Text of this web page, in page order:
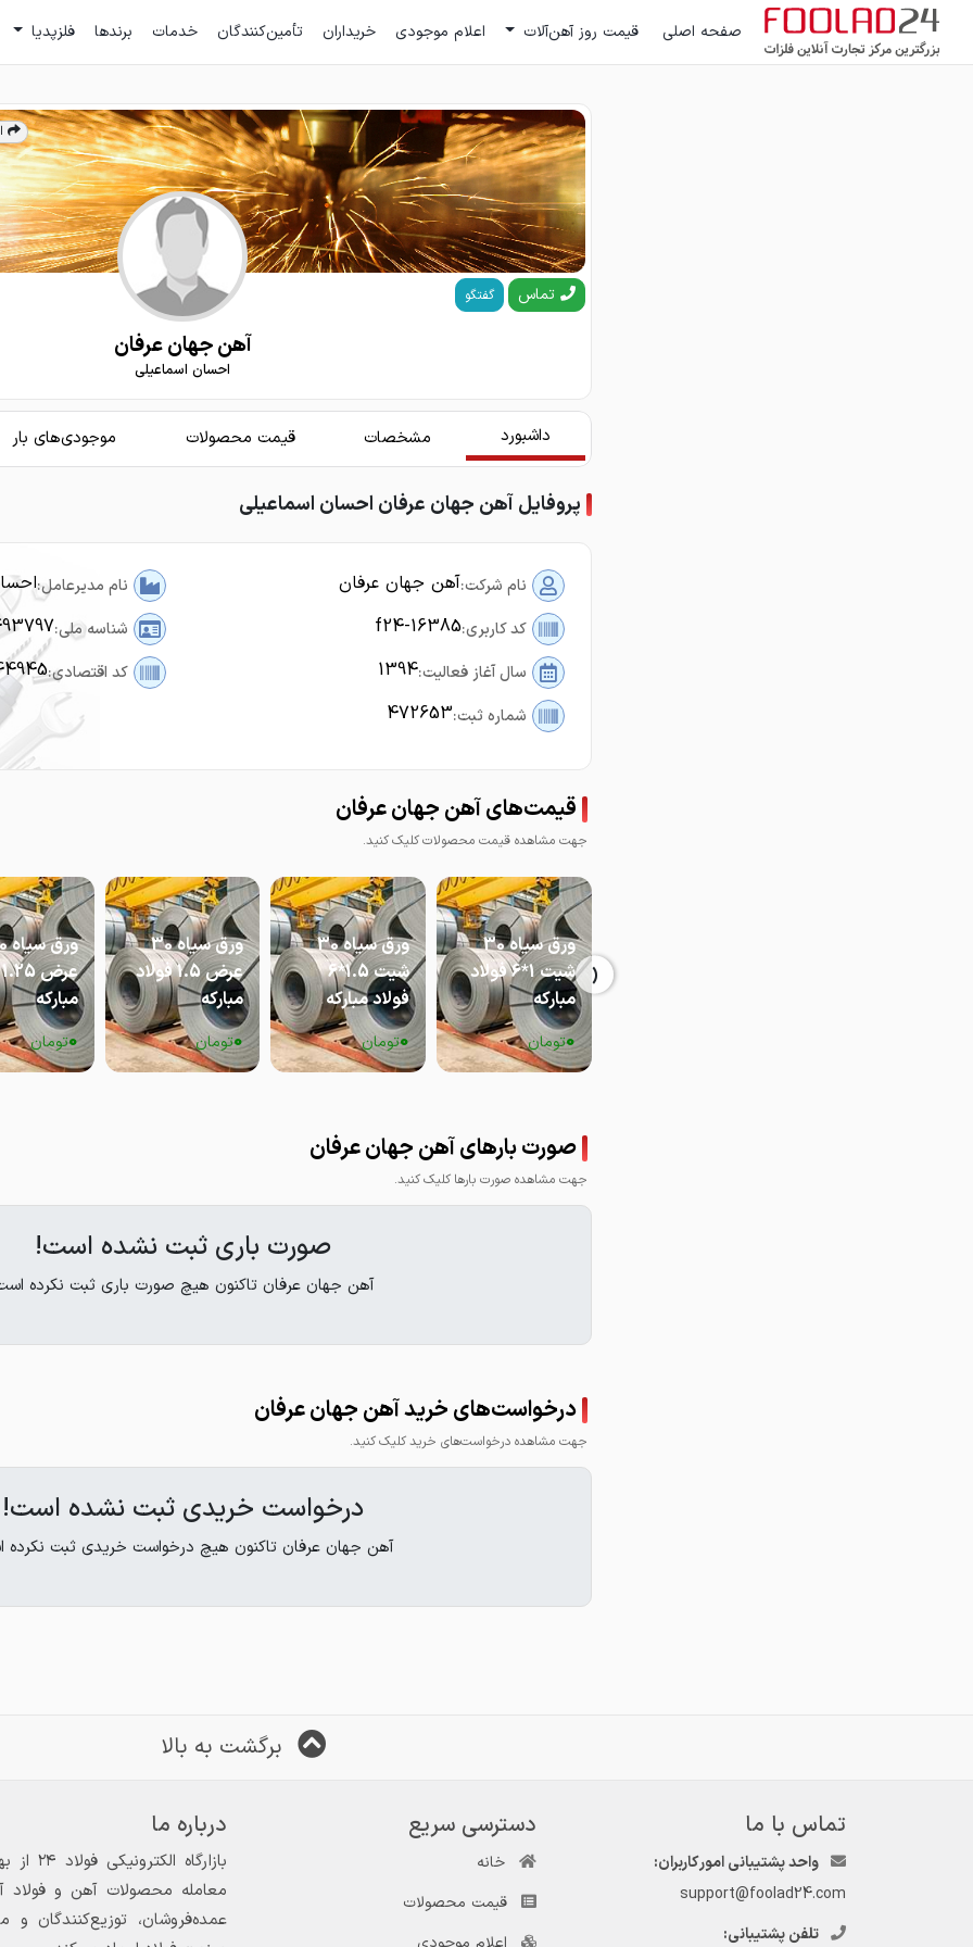
صفحه اصلی قیمت روز آهن‌آلات اعلام موجودی خریداران تأمین‌کنندگان خدمات برندها فلزپدیا
تماس گفتگو
آهن جهان عرفان
احسان اسماعیلی
داشبورد مشخصات قیمت محصولات موجودی‌های بار
پروفایل آهن جهان عرفان احسان اسماعیلی
نام شرکت:آهن جهان عرفان نام مدیرعامل:
کد کاربری:f24-16385 شناسه ملی:
سال آغاز فعالیت:1394 کد اقتصادی:
شماره ثبت:472653
قیمت‌های آهن جهان عرفان
جهت مشاهده قیمت محصولات کلیک کنید.
ورق سیاه 30
شیت 1*6 فولاد
مبارکه
0تومان
ورق سیاه 30
شیت 1.5*6
فولاد مبارکه
0تومان
ورق سیاه 30
عرض 1.5 فولاد
مبارکه
0تومان
مبارکه
0تومان
‹
صورت بارهای آهن جهان عرفان
جهت مشاهده صورت بارها کلیک کنید.
صورت باری ثبت نشده است!
آهن جهان عرفان تاکنون هیچ صورت باری ثبت نکرده
درخواست‌های خرید آهن جهان عرفان
جهت مشاهده درخواست‌های خرید کلیک کنید.
درخواست خریدی ثبت نشده است!
آهن جهان عرفان تاکنون هیچ درخواست خریدی ثبت نکرده
برگشت به بالا
تماس با ما
واحد پشتیبانی امور کاربران:
support@foolad24.com
تلفن پشتیبانی:
دسترسی سریع
خانه
قیمت محصولات
درباره ما
معامله محصولات آهن و فولاد
عمده‌فروشان، توزیع‌کنندگان